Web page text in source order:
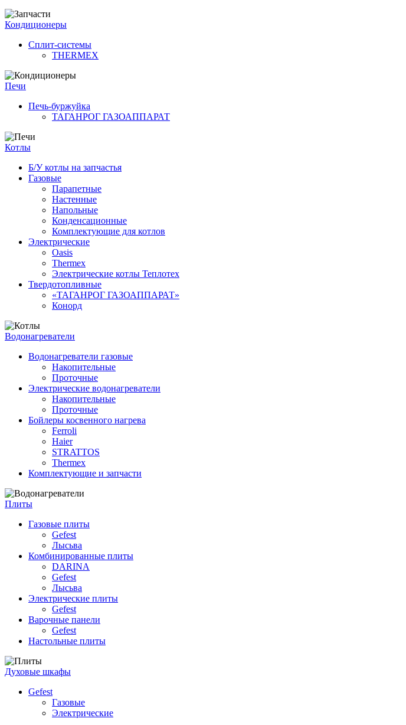
Кондиционеры
Сплит-системы
THERMEX
Печи
Печь-буржуйка
ТАГАНРОГ ГАЗОАППАРАТ
Котлы
Б/У котлы на запчастья
Газовые
Парапетные
Настенные
Напольные
Конденсационные
Комплектующие для котлов
Электрические
Oasis
Thermex
Электрические котлы Теплотех
Твердотопливные
«ТАГАНРОГ ГАЗОАППАРАТ»
Конорд
Водонагреватели
Водонагреватели газовые
Накопительные
Проточные
Электрические водонагреватели
Накопительные
Проточные
Бойлеры косвенного нагрева
Ferroli
Haier
STRATTOS
Thermex
Комплектующие и запчасти
Плиты
Газовые плиты
Gefest
Лысьва
Комбинированные плиты
DARINA
Gefest
Лысьва
Электрические плиты
Gefest
Варочные панели
Gefest
Настольные плиты
Духовые шкафы
Gefest
Газовые
Электрические